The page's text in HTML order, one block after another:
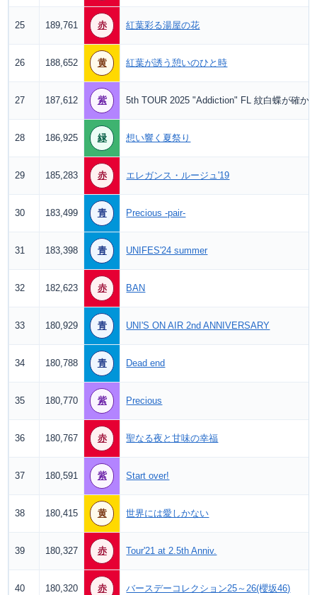
25 189,761 赤 紅葉彩る湯屋の花
26 188,652 黄 紅葉が誘う憩いのひと時
27 187,612 紫 5th TOUR 2025 "Addiction" FL 紋白蝶が確か
28 186,925 緑 想い響く夏祭り
29 185,283 赤 エレガンス・ルージュ'19
30 183,499 青 Precious -pair-
31 183,398 青 UNIFES'24 summer
32 182,623 赤 BAN
33 180,929 青 UNI'S ON AIR 2nd ANNIVERSARY
34 180,788 青 Dead end
35 180,770 紫 Precious
36 180,767 赤 聖なる夜と甘味の幸福
37 180,591 紫 Start over!
38 180,415 黄 世界には愛しかない
39 180,327 赤 Tour'21 at 2.5th Anniv.
40 180,320 赤 バースデーコレクション25～26(櫻坂46)